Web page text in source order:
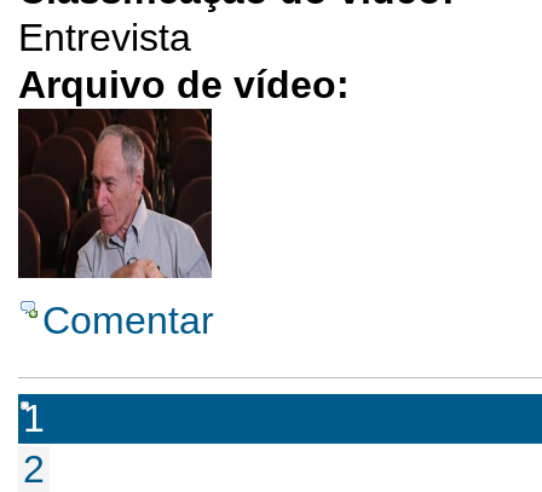
Entrevista
Arquivo de vídeo:
Comentar
1
2